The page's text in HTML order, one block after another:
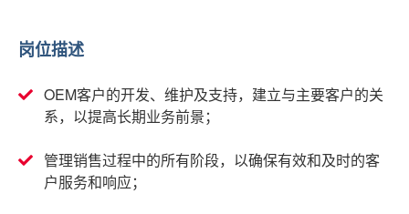
岗位描述
OEM客户的开发、维护及支持，建立与主要客户的关
系，以提高长期业务前景；
管理销售过程中的所有阶段，以确保有效和及时的客
户服务和响应；